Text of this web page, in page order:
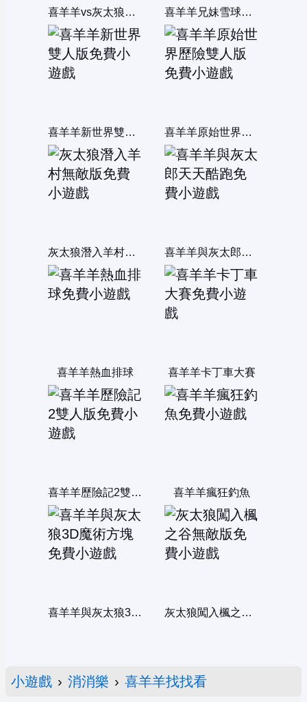
喜羊羊vs灰太狼雙人版 喜羊羊兄妹雪球大戰雙人版
喜羊羊新世界雙人版 喜羊羊原始世界歷險雙人版
灰太狼潛入羊村無敵版 喜羊羊與灰太郎天天酷跑
喜羊羊熱血排球 喜羊羊卡丁車大賽
喜羊羊歷險記2雙人版 喜羊羊瘋狂釣魚
喜羊羊與灰太狼3D魔術方塊 灰太狼闖入楓之谷無敵版
小遊戲 › 消消樂 › 喜羊羊找找看